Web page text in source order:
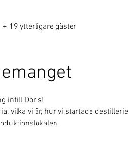
+ 19 ytterligare gäster
intill Doris!
vilka vi är, hur vi startade